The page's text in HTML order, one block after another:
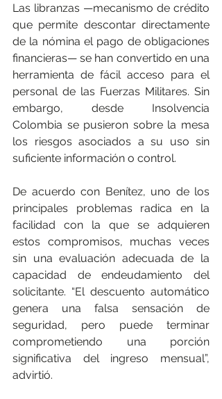
Las libranzas —mecanismo de crédito
que permite descontar directamente
de la nómina el pago de obligaciones
financieras— se han convertido en una
herramienta de fácil acceso para el
personal de las Fuerzas Militares. Sin
embargo, desde Insolvencia
Colombia se pusieron sobre la mesa
los riesgos asociados a su uso sin
suficiente información o control.
De acuerdo con Benítez, uno de los
principales problemas radica en la
facilidad con la que se adquieren
estos compromisos, muchas veces
sin una evaluación adecuada de la
capacidad de endeudamiento del
solicitante. “El descuento automático
genera una falsa sensación de
seguridad, pero puede terminar
comprometiendo una porción
significativa del ingreso mensual”,
advirtió.